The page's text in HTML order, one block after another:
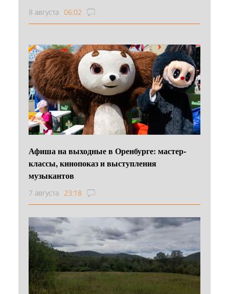
8 августа 06:02
Афиша на выходные в Оренбурге: мастер-
классы, кинопоказ и выступления
музыкантов
7 августа 23:18